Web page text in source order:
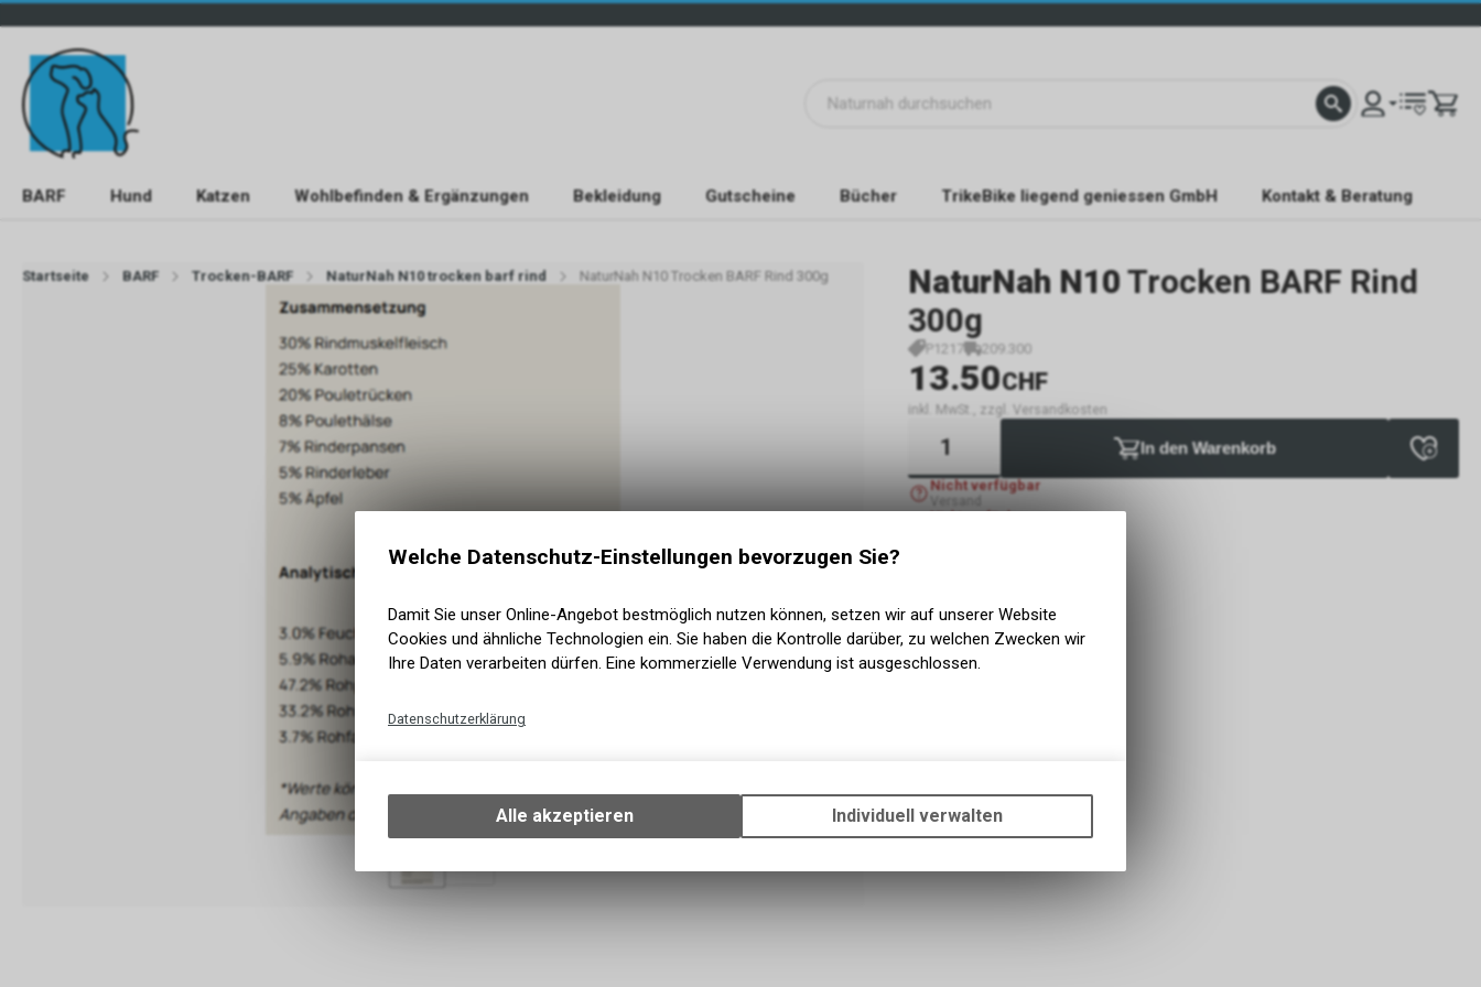
BARF Hund Katzen Wohlbefinden & Ergänzungen Bekleidung Gutscheine Bücher TrikeBike liegend geniessen GmbH Kontakt & Beratung
Startseite BARF Trocken-BARF NaturNah N10 trocken barf rind NaturNah N10 Trocken BARF Rind 300g NaturNah N10Trocken BARF Rind
300g
P1217 209.300
13.50CHF
inkl. MwSt., zzgl. Versandkosten
In den Warenkorb
Nicht verfügbar
Versand
Nicht verfügbar
Welche Datenschutz-Einstellungen bevorzugen Sie?
Damit Sie unser Online-Angebot bestmöglich nutzen können, setzen wir auf unserer Website
Cookies und ähnliche Technologien ein. Sie haben die Kontrolle darüber, zu welchen Zwecken wir
Ihre Daten verarbeiten dürfen. Eine kommerzielle Verwendung ist ausgeschlossen.
Datenschutzerklärung
Ihrem Gerät, um die grundlegenden Funktionen unseres Online-Angebots, wie die
Verwendung des Warenkorbs, zu ermöglichen. Bitte beachten Sie, dass die
zulassen.
Alle akzeptieren Individuell verwalten